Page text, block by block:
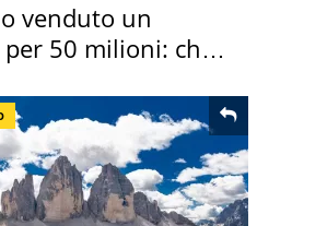
venduto un
per 50 milioni: chi